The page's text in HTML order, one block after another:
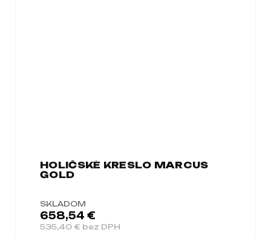
HOLIČSKÉ KRESLO MARCUS
GOLD
SKLADOM
535,40 € bez DPH
658,54 €